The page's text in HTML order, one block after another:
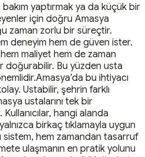
yaptırmak ya da küçük bir
için doğru Amasya
zaman zorlu bir süreçtir.
deneyim hem de güven ister.
maliyet hem de zaman
doğurabilir. Bu yüzden usta
bu ihtiyacı
Ustabilir, şehrin farklı
ustalarını tek bir
hangi alanda
birkaç tıklamayla uygun
sistem, hem zamandan tasarruf
ulaşmanın en pratik yolunu